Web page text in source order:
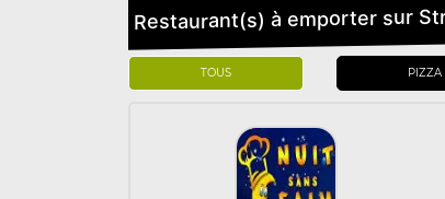
Restaurant(s) à emporter sur
TOUS PIZZA